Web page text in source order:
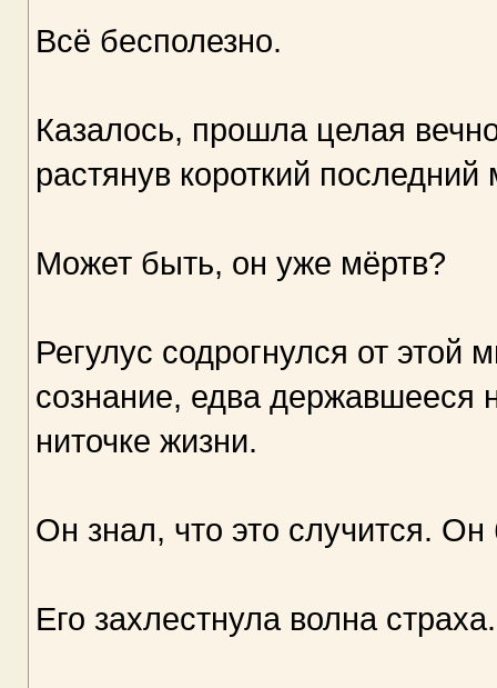
Всё бесполезно.
Казалось, прошла целая
растянув короткий
Может быть, он уже мёртв?
Регулус содрогнулся от этой
сознание, едва державшееся
ниточке жизни.
Он знал, что это случится. Он
Его захлестнула волна страха.